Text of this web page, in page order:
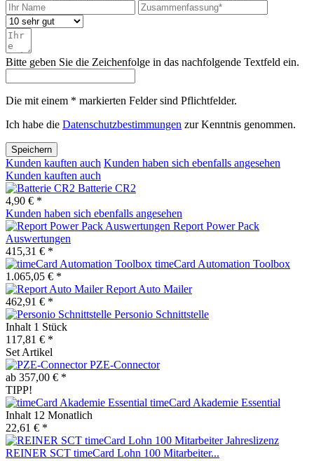
Bitte geben Sie die Zeichenfolge in das nachfolgende Textfeld ein.
Die mit einem * markierten Felder sind Pflichtfelder.
Ich habe die Datenschutzbestimmungen zur Kenntnis genommen.
Speichern
Kunden kauften auch Kunden haben sich ebenfalls angesehen
Kunden kauften auch
Batterie CR2
4,90 € *
Kunden haben sich ebenfalls angesehen
Report Power Pack
Auswertungen
415,31 € *
timeCard Automation Toolbox
1.065,05 € *
Report Auto Mailer
462,91 € *
Personio Schnittstelle
Inhalt 1 Stück
117,81 € *
Set Artikel
PZE-Connector
ab 357,00 € *
TIPP!
timeCard Akademie Essential
Inhalt 12 Monatlich
22,61 € *
REINER SCT timeCard Lohn 100 Mitarbeiter...